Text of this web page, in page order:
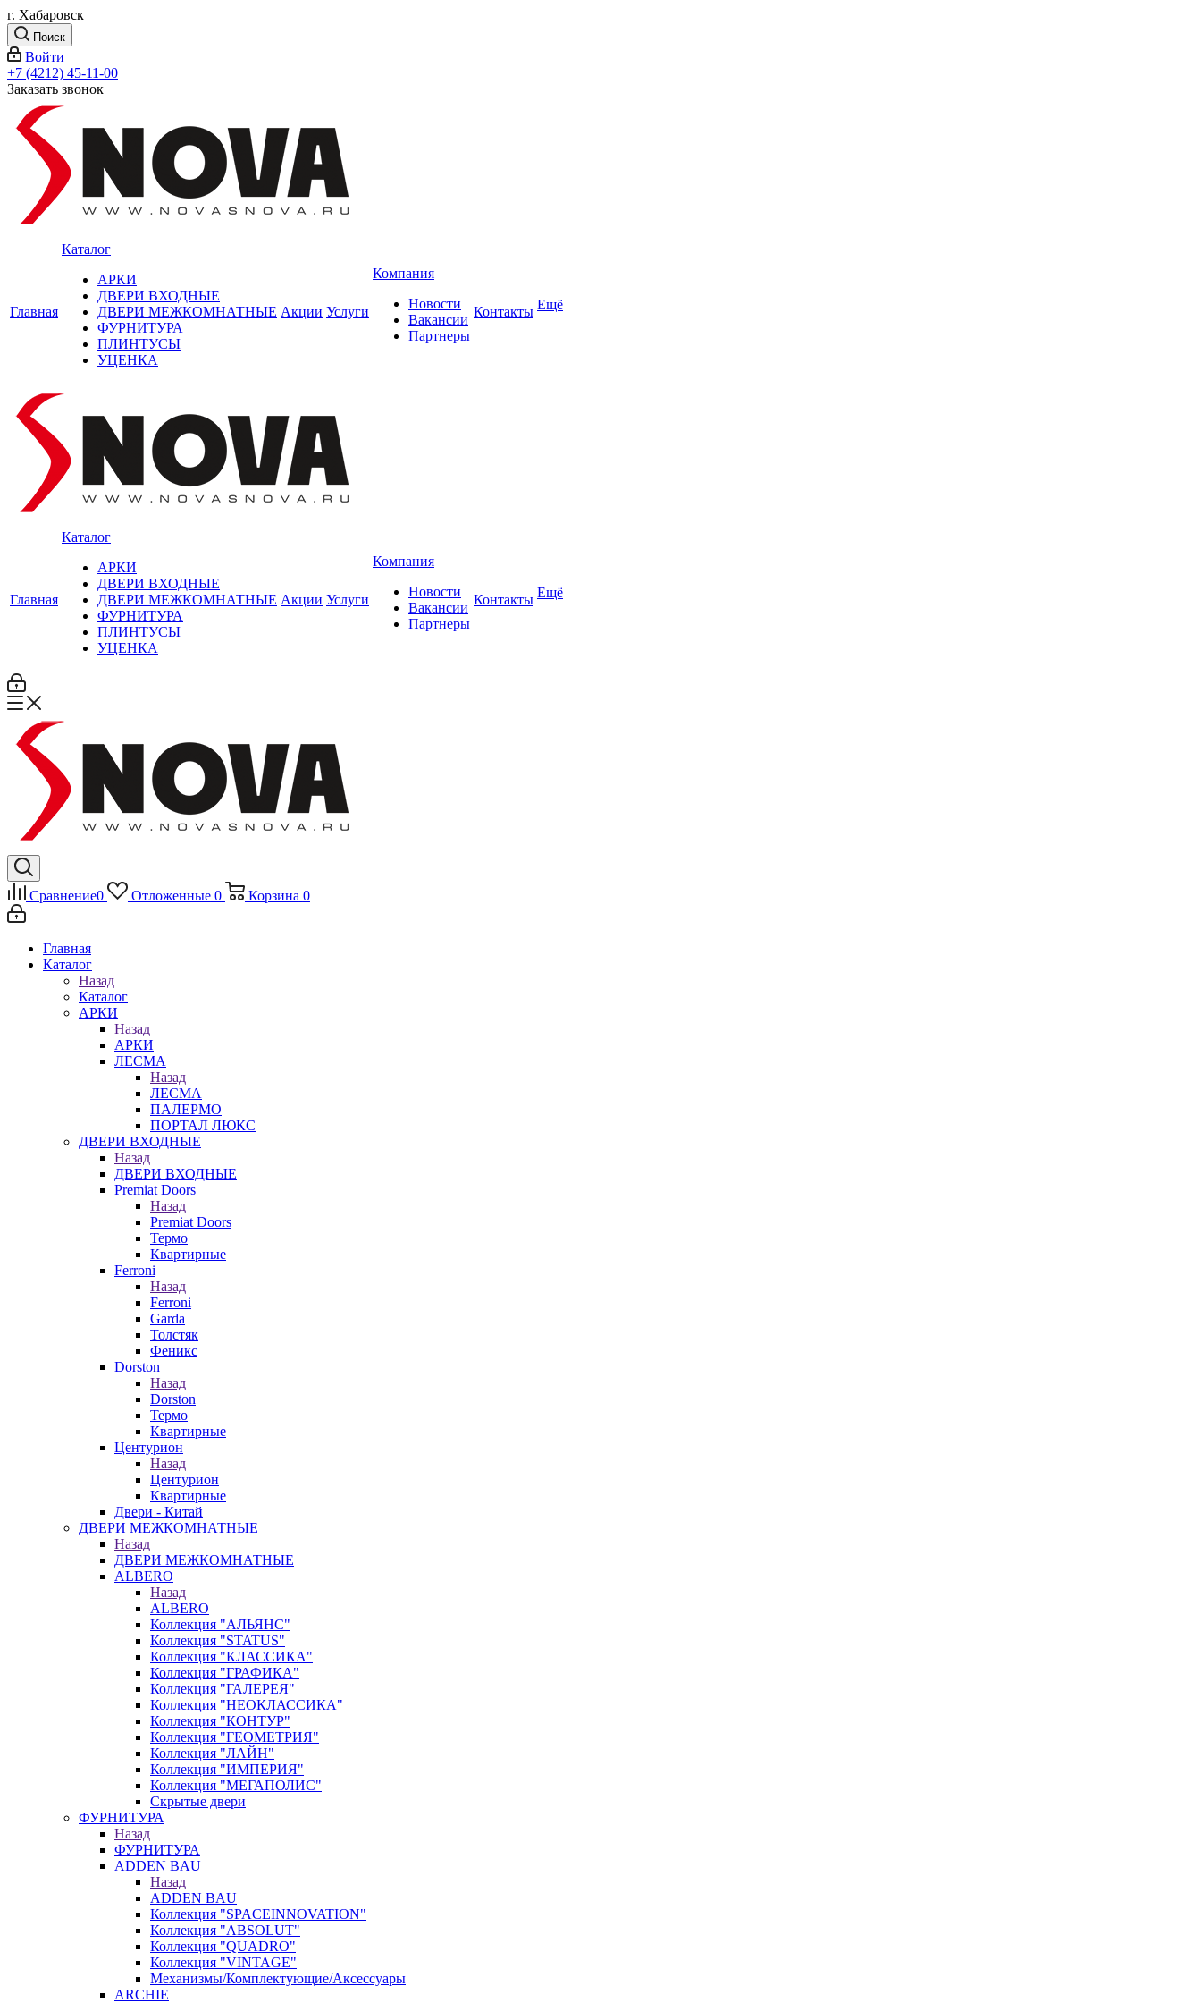
г. Хабаровск
Поиск
Войти
+7 (4212) 45-11-00
Заказать звонок
Главная
Каталог
АРКИ
ДВЕРИ ВХОДНЫЕ
ДВЕРИ МЕЖКОМНАТНЫЕ
ФУРНИТУРА
ПЛИНТУСЫ
УЦЕНКА
Акции Услуги
Компания
Новости
Вакансии
Партнеры
Контакты Ещё
Главная
Каталог
АРКИ
ДВЕРИ ВХОДНЫЕ
ДВЕРИ МЕЖКОМНАТНЫЕ
ФУРНИТУРА
ПЛИНТУСЫ
УЦЕНКА
Акции Услуги
Компания
Новости
Вакансии
Партнеры
Контакты Ещё
Сравнение0 Отложенные 0 Корзина 0
Главная
Каталог
Назад
Каталог
АРКИ
Назад
АРКИ
ЛЕСМА
Назад
ЛЕСМА
ПАЛЕРМО
ПОРТАЛ ЛЮКС
ДВЕРИ ВХОДНЫЕ
Назад
ДВЕРИ ВХОДНЫЕ
Premiat Doors
Назад
Premiat Doors
Термо
Квартирные
Ferroni
Назад
Ferroni
Garda
Толстяк
Феникс
Dorston
Назад
Dorston
Термо
Квартирные
Центурион
Назад
Центурион
Квартирные
Двери - Китай
ДВЕРИ МЕЖКОМНАТНЫЕ
Назад
ДВЕРИ МЕЖКОМНАТНЫЕ
ALBERO
Назад
ALBERO
Коллекция "АЛЬЯНС"
Коллекция "STATUS"
Коллекция "КЛАССИКА"
Коллекция "ГРАФИКА"
Коллекция "ГАЛЕРЕЯ"
Коллекция "НЕОКЛАССИКА"
Коллекция "КОНТУР"
Коллекция "ГЕОМЕТРИЯ"
Коллекция "ЛАЙН"
Коллекция "ИМПЕРИЯ"
Коллекция "МЕГАПОЛИС"
Скрытые двери
ФУРНИТУРА
Назад
ФУРНИТУРА
ADDEN BAU
Назад
ADDEN BAU
Коллекция "SPACEINNOVATION"
Коллекция "ABSOLUT"
Коллекция "QUADRO"
Коллекция "VINTAGE"
Механизмы/Комплектующие/Аксессуары
ARCHIE